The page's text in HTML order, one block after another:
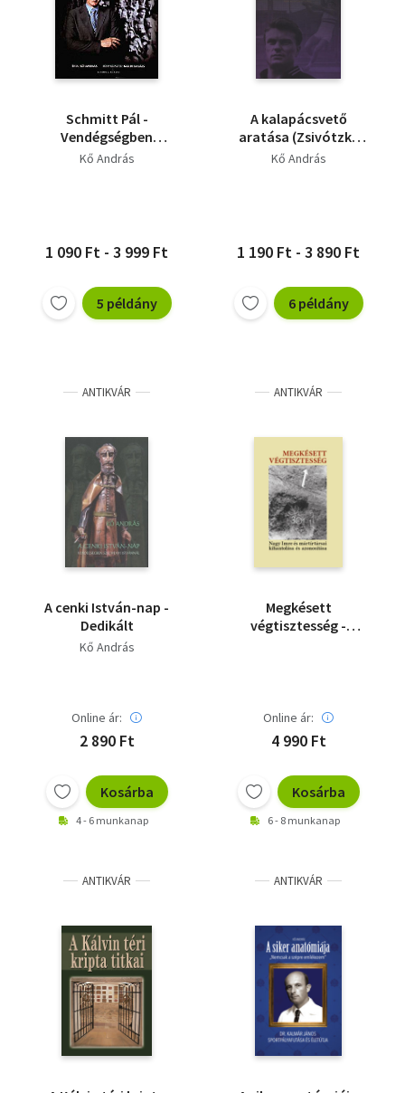
Schmitt Pál -
Vendégségben
sorozat
Kő András
1 090 Ft - 3 999 Ft
5 példány
A kalapácsvető
aratása (Zsivótzky
Gyula életpályája)
Kő András
1 190 Ft - 3 890 Ft
6 példány
ANTIKVÁR
A cenki István-nap -
Dedikált
Kő András
Online ár:
2 890 Ft
Kosárba
4 - 6 munkanap
ANTIKVÁR
Megkésett
végtisztesség -
Online ár:
4 990 Ft
Kosárba
6 - 8 munkanap
ANTIKVÁR ANTIKVÁR